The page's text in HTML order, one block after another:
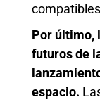
Por último,
futuros de
espacio.